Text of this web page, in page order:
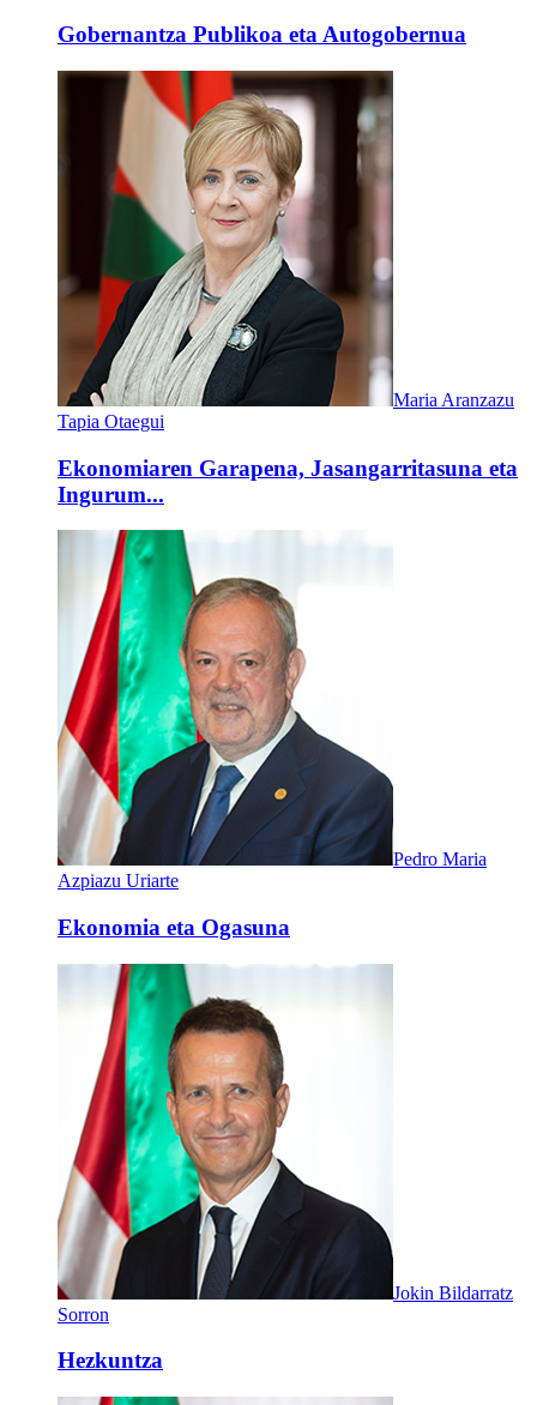
Gobernantza Publikoa eta Autogobernua
Maria Aranzazu
Tapia Otaegui
Ekonomiaren Garapena, Jasangarritasuna eta
Ingurum...
Pedro Maria
Azpiazu Uriarte
Ekonomia eta Ogasuna
Jokin Bildarratz
Sorron
Hezkuntza